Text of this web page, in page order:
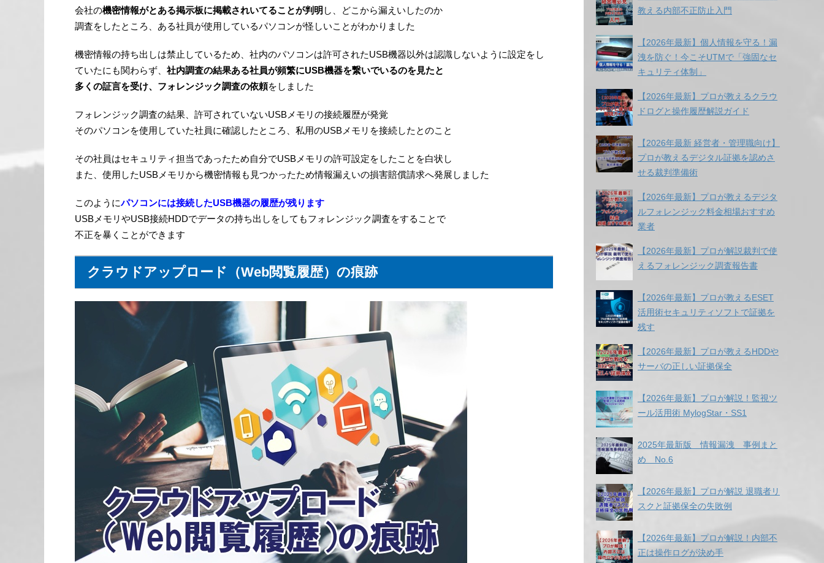
会社の機密情報がとある掲示板に掲載されいてることが判明 し、どこから漏えいしたのか
調査をしたところ、ある社員が使用しているパソコンが怪しいことがわかりました
機密情報の持ち出しは禁止しているため、社内のパソコンは許可されたUSB機器以外は認識しないように設定をし
ていたにも関わらず、 社内調査の結果ある社員が頻繁にUSB機器を繋いでいるのを見たと
多くの証言を受け、フォレンジック調査の依頼をしました
フォレンジック調査の結果、許可されていないUSBメモリの接続履歴が発覚
そのパソコンを使用していた社員に確認したところ、私用のUSBメモリを接続したとのこと
その社員はセキュリティ担当であったため自分でUSBメモリの許可設定をしたことを白状し
また、使用したUSBメモリから機密情報も見つかったため情報漏えいの損害賠償請求へ発展しました
このようにパソコンには接続したUSB機器の履歴が残ります
USBメモリやUSB接続HDDでデータの持ち出しをしてもフォレンジック調査をすることで
不正を暴くことができます
クラウドアップロード（Web閲覧履歴）の痕跡
教える内部不正防止入門
【2026年最新】個人情報を守る！漏
洩を防ぐ！今こそUTMで「強固なセ
キュリティ体制」
【2026年最新】プロが教えるクラウ
ドログと操作履歴解説ガイド
【2026年最新 経営者・管理職向け】
プロが教えるデジタル証拠を認めさ
せる裁判準備術
【2026年最新】プロが教えるデジタ
ルフォレンジック料金相場おすすめ
業者
【2026年最新】プロが解説裁判で使
えるフォレンジック調査報告書
【2026年最新】プロが教えるESET
活用術セキュリティソフトで証拠を
残す
【2026年最新】プロが教えるHDDや
サーバの正しい証拠保全
【2026年最新】プロが解説！監視ツ
ール活用術 MylogStar・SS1
2025年最新版 情報漏洩 事例まと
め No.6
【2026年最新】プロが解説 退職者リ
スクと証拠保全の失敗例
【2026年最新】プロが解説！内部不
正は操作ログが決め手